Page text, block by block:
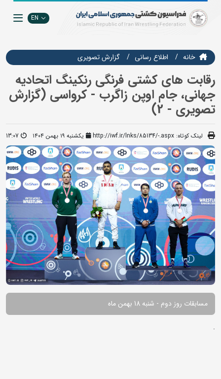
EN
خانه اطلاع رسانی گزارش تصويري
رقابت های کشتی فرنگی رنکینگ اتحادیه
جهانی، جام اوپن زاگرب - کرواسی (گزارش
تصویری - 2)
لینک کوتاه: http://iwf.ir/lnks/85134/-.aspx یکشنبه ۱۹ بهمن ۱۴۰۴ 13:07
مسابقات روز دوم - شنبه 18 بهمن ماه
.